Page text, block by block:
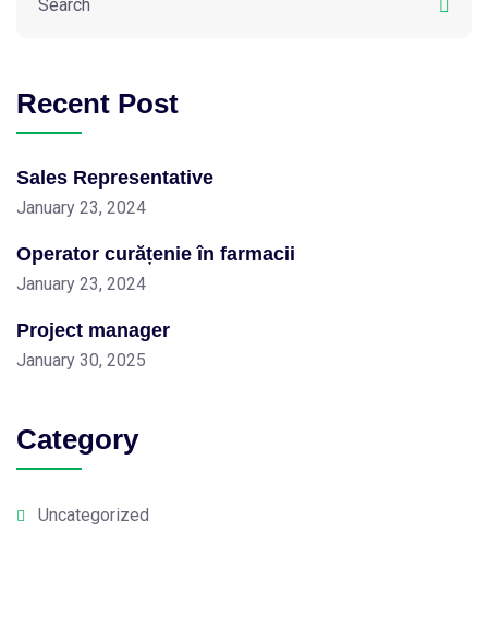
Recent Post
Sales Representative
January 23, 2024
Operator curățenie în farmacii
January 23, 2024
Project manager
January 30, 2025
Category
Uncategorized